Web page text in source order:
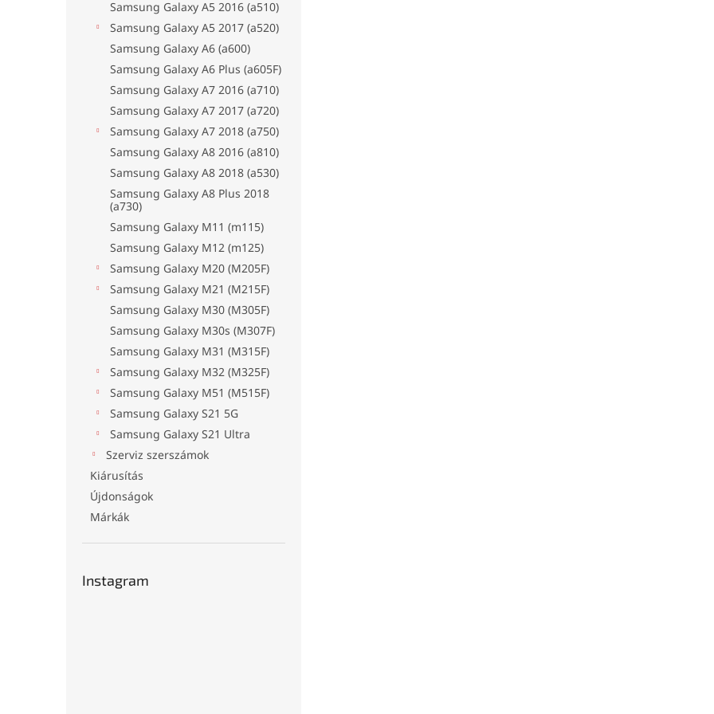
Samsung Galaxy A5 2016 (a510)
Samsung Galaxy A5 2017 (a520)
Samsung Galaxy A6 (a600)
Samsung Galaxy A6 Plus (a605F)
Samsung Galaxy A7 2016 (a710)
Samsung Galaxy A7 2017 (a720)
Samsung Galaxy A7 2018 (a750)
Samsung Galaxy A8 2016 (a810)
Samsung Galaxy A8 2018 (a530)
Samsung Galaxy A8 Plus 2018
(a730)
Samsung Galaxy M11 (m115)
Samsung Galaxy M12 (m125)
Samsung Galaxy M20 (M205F)
Samsung Galaxy M21 (M215F)
Samsung Galaxy M30 (M305F)
Samsung Galaxy M30s (M307F)
Samsung Galaxy M31 (M315F)
Samsung Galaxy M32 (M325F)
Samsung Galaxy M51 (M515F)
Samsung Galaxy S21 5G
Samsung Galaxy S21 Ultra
Szerviz szerszámok
Kiárusítás
Újdonságok
Márkák
Instagram